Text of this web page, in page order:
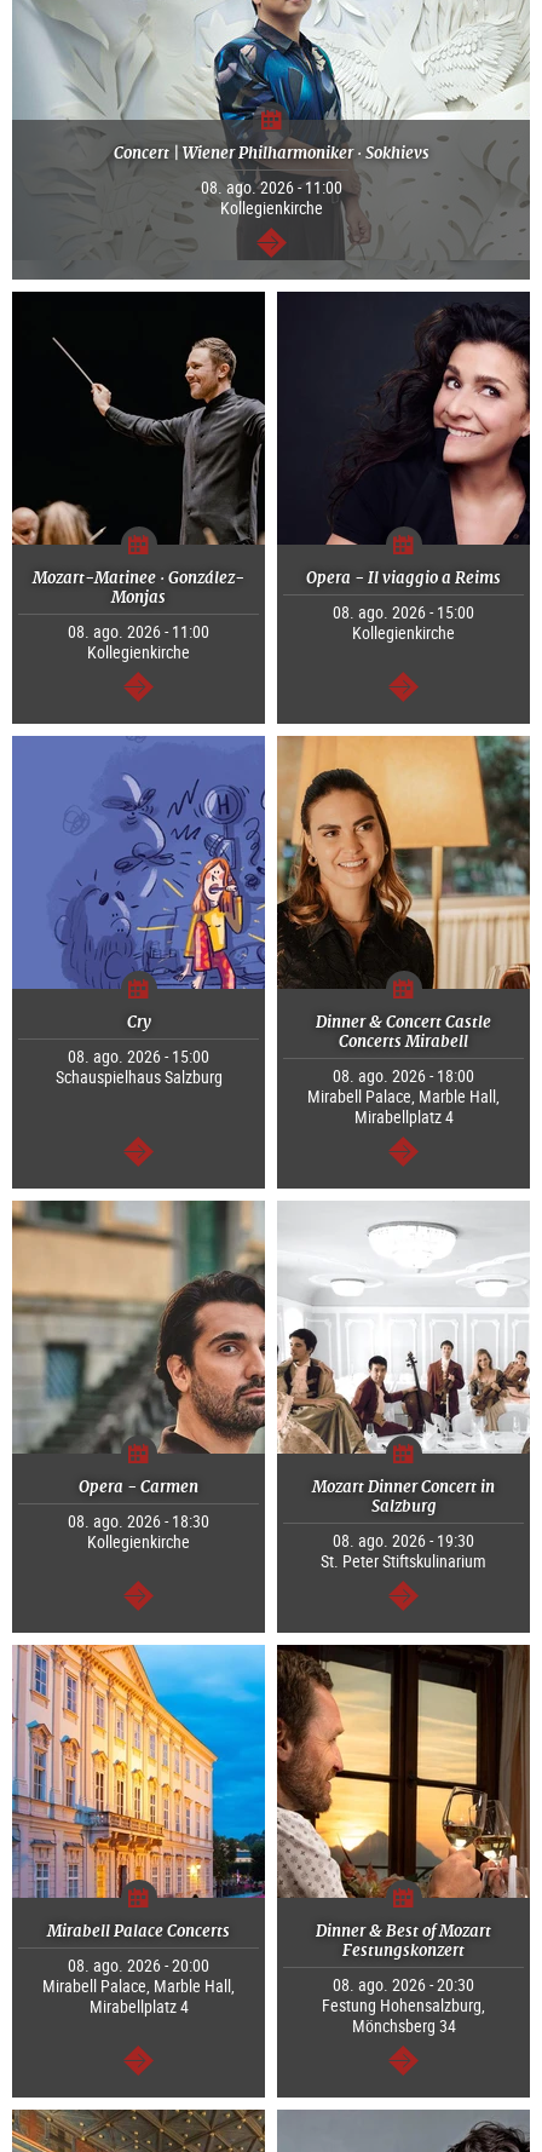
Concert | Wiener Philharmoniker · Sokhievs
08. ago. 2026 - 11:00
Kollegienkirche
segue
Mozart-Matinee · González-
Monjas
08. ago. 2026 - 11:00
Kollegienkirche
segue
Opera - Il viaggio a Reims
08. ago. 2026 - 15:00
Kollegienkirche
segue
Cry
08. ago. 2026 - 15:00
Schauspielhaus Salzburg
segue
Dinner & Concert Castle
Concerts Mirabell
08. ago. 2026 - 18:00
Mirabell Palace, Marble Hall,
Mirabellplatz 4
segue
Opera - Carmen
08. ago. 2026 - 18:30
Kollegienkirche
segue
Mozart Dinner Concert in
Salzburg
08. ago. 2026 - 19:30
St. Peter Stiftskulinarium
segue
Mirabell Palace Concerts
08. ago. 2026 - 20:00
Mirabell Palace, Marble Hall,
Mirabellplatz 4
segue
Dinner & Best of Mozart
Festungskonzert
08. ago. 2026 - 20:30
Festung Hohensalzburg,
Mönchsberg 34
segue